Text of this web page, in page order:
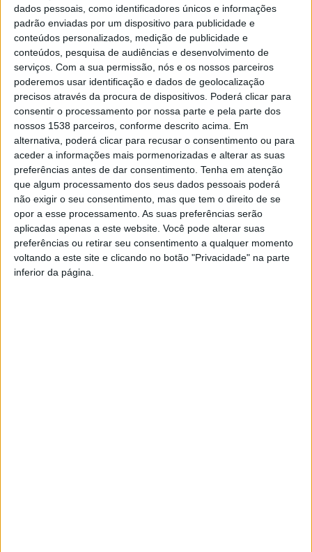
dados pessoais, como identificadores únicos e informações
padrão enviadas por um dispositivo para publicidade e
conteúdos personalizados, medição de publicidade e
conteúdos, pesquisa de audiências e desenvolvimento de
serviços. Com a sua permissão, nós e os nossos parceiros
poderemos usar identificação e dados de geolocalização
precisos através da procura de dispositivos. Poderá clicar para
consentir o processamento por nossa parte e pela parte dos
nossos 1538 parceiros, conforme descrito acima. Em
alternativa, poderá clicar para recusar o consentimento ou para
aceder a informações mais pormenorizadas e alterar as suas
preferências antes de dar consentimento. Tenha em atenção
que algum processamento dos seus dados pessoais poderá
não exigir o seu consentimento, mas que tem o direito de se
opor a esse processamento. As suas preferências serão
aplicadas apenas a este website. Você pode alterar suas
preferências ou retirar seu consentimento a qualquer momento
voltando a este site e clicando no botão "Privacidade" na parte
inferior da página.
Audição de Natal dos alunos
do Conservatório de Música
Audição de Páscoa da
Academia Valentim Moreira
de Sá
Audição de Natal dos alunos
do Conservatório de Música
YouTube Video
VVUtRU85MzBBcHpOcU5BUnpKX0wyV1ZBLmNCa2l2ckl3RkxJ